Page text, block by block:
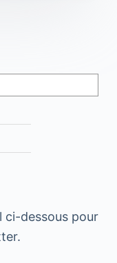
ci-dessous pour